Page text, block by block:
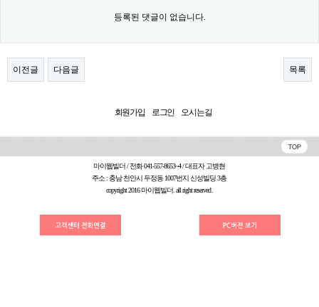
등록된 댓글이 없습니다.
이전글 다음글 목록
회원가입 로그인 오시는길
마이웹빌더 / 전화 041-557-8653~4 / 대표자 고병현
주소 : 충남 천안시 두정동 1007번지 신성빌딩 3층
copyright 2016 마이웹빌더. all right reserved.